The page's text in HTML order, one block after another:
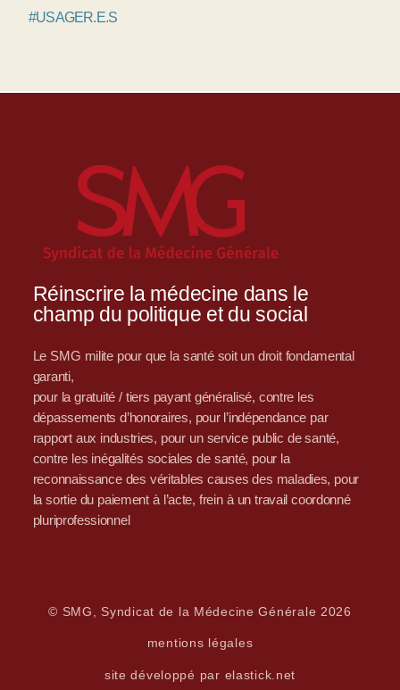
#USAGER.E.S
Réinscrire la médecine dans le
champ du politique et du social
Le SMG milite pour que la santé soit un droit fondamental
garanti,
pour la gratuité / tiers payant généralisé, contre les
dépassements d’honoraires, pour l’indépendance par
rapport aux industries, pour un service public de santé,
contre les inégalités sociales de santé, pour la
reconnaissance des véritables causes des maladies, pour
la sortie du paiement à l’acte, frein à un travail coordonné
pluriprofessionnel
© SMG, Syndicat de la Médecine Générale 2026
mentions légales
site développé par elastick.net